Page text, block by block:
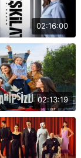
02:16:00
02:13:19